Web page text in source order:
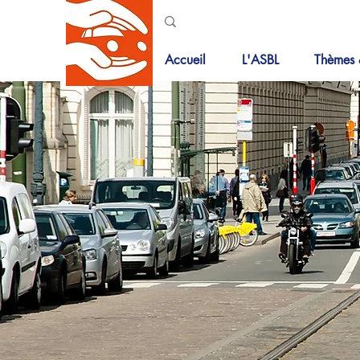
Accueil L'ASBL Thèmes